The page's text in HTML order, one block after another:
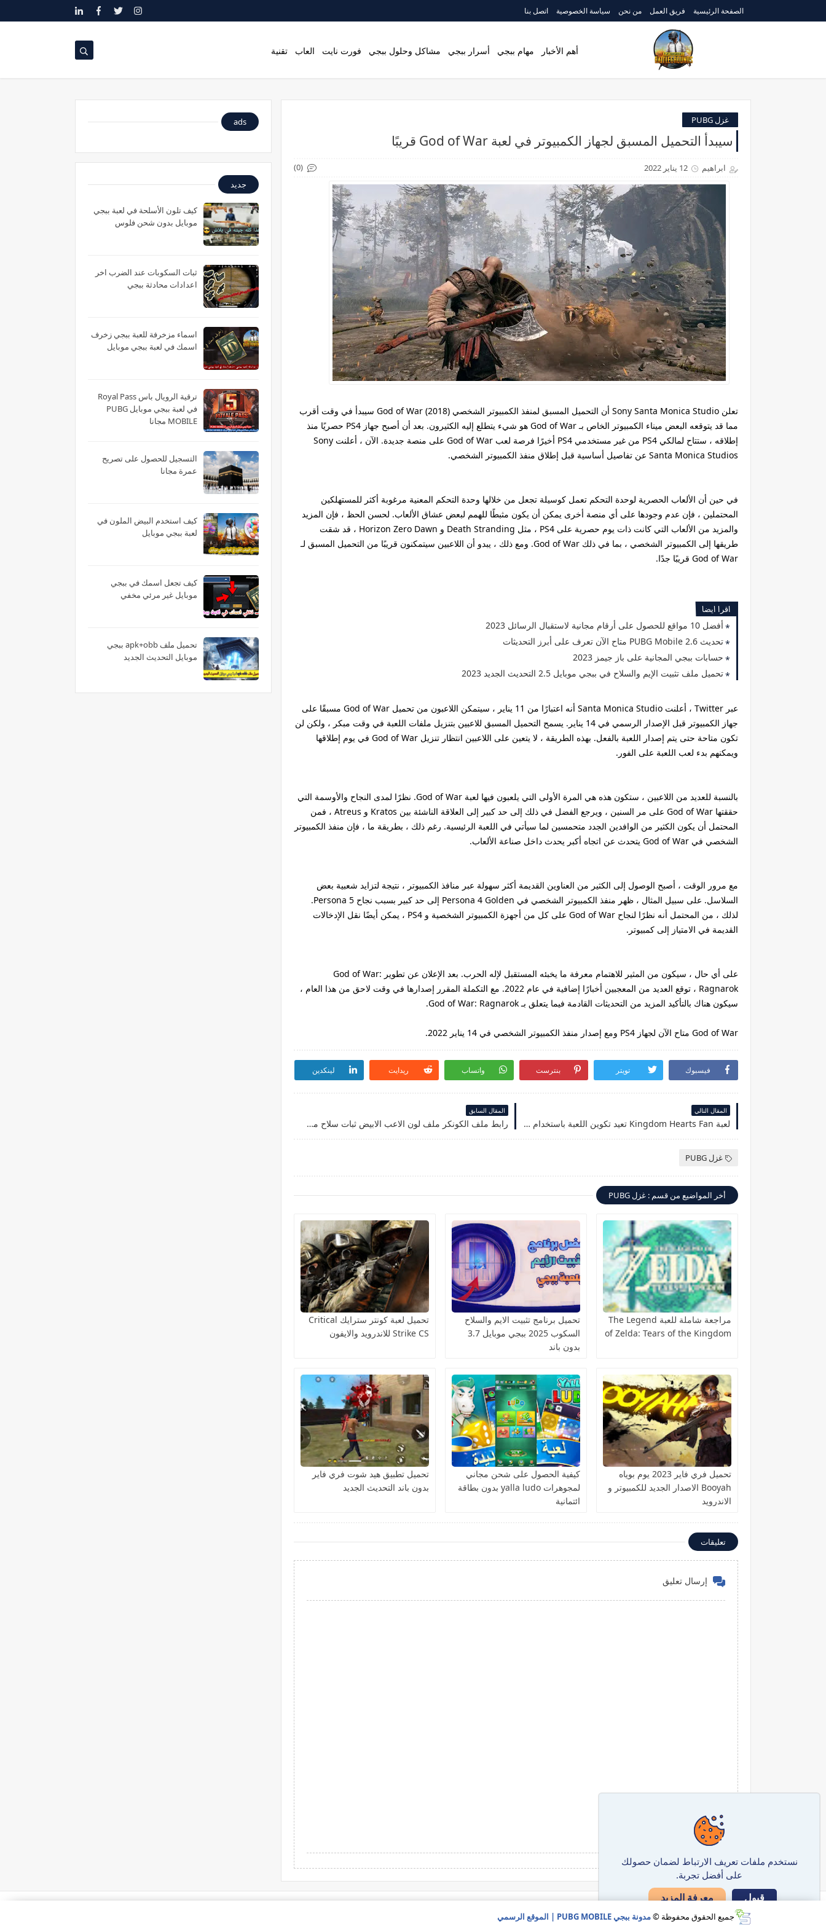
الصفحة الرئيسية فريق العمل من نحن سياسة الخصوصية اتصل بنا
أهم الأخبار مهام ببجي أسرار ببجي مشاكل وحلول ببجي فورت نايت العاب تقنية
غزل PUBG
سيبدأ التحميل المسبق لجهاز الكمبيوتر في لعبة God of War قريبًا
ابراهيم 12 يناير 2022 (0)
تعلن Sony Santa Monica Studio أن التحميل المسبق لمنفذ الكمبيوتر الشخصي God of War (2018) سيبدأ في وقت أقرب
مما قد يتوقعه البعض ميناء الكمبيوتر الخاص بـ God of War هو شيء يتطلع إليه الكثيرون. بعد أن أصبح جهاز PS4 حصريًا منذ
إطلاقه ، ستتاح لمالكي PS4 من غير مستخدمي PS4 أخيرًا فرصة لعب God of War على منصة جديدة. الآن ، أعلنت Sony
Santa Monica Studios عن تفاصيل أساسية قبل إطلاق منفذ الكمبيوتر الشخصي.
في حين أن الألعاب الحصرية لوحدة التحكم تعمل كوسيلة تجعل من خلالها وحدة التحكم المعنية مرغوبة أكثر للمستهلكين
المحتملين ، فإن عدم وجودها على أي منصة أخرى يمكن أن يكون مثبطًا للهمم لبعض عشاق الألعاب. لحسن الحظ ، فإن المزيد
والمزيد من الألعاب التي كانت ذات يوم حصرية على PS4 ، مثل Death Stranding و Horizon Zero Dawn ، قد شقت
طريقها إلى الكمبيوتر الشخصي ، بما في ذلك God of War. ومع ذلك ، يبدو أن اللاعبين سيتمكنون قريبًا من التحميل المسبق لـ
God of War قريبًا جدًا.
اقرا ايضا
أفضل 10 مواقع للحصول على أرقام مجانية لاستقبال الرسائل 2023
تحديث PUBG Mobile 2.6 متاح الآن تعرف على أبرز التحديثات
حسابات ببجي المجانية على باز جيمز 2023
تحميل ملف تثبيت الإيم والسلاح في ببجي موبايل 2.5 التحديث الجديد 2023
عبر Twitter ، أعلنت Santa Monica Studio أنه اعتبارًا من 11 يناير ، سيتمكن اللاعبون من تحميل God of War مسبقًا على
جهاز الكمبيوتر قبل الإصدار الرسمي في 14 يناير. يسمح التحميل المسبق للاعبين بتنزيل ملفات اللعبة في وقت مبكر ، ولكن لن
تكون متاحة حتى يتم إصدار اللعبة بالفعل. بهذه الطريقة ، لا يتعين على اللاعبين انتظار تنزيل God of War في يوم إطلاقها
ويمكنهم بدء لعب اللعبة على الفور.
بالنسبة للعديد من اللاعبين ، ستكون هذه هي المرة الأولى التي يلعبون فيها لعبة God of War. نظرًا لمدى النجاح والأوسمة التي
حققتها God of War على مر السنين ، ويرجع الفضل في ذلك إلى حد كبير إلى العلاقة الناشئة بين Kratos و Atreus ، فمن
المحتمل أن يكون الكثير من الوافدين الجدد متحمسين لما سيأتي في اللعبة الرئيسية. رغم ذلك ، بطريقة ما ، فإن منفذ الكمبيوتر
الشخصي في God of War يتحدث عن اتجاه أكبر يحدث داخل صناعة الألعاب.
مع مرور الوقت ، أصبح الوصول إلى الكثير من العناوين القديمة أكثر سهولة عبر منافذ الكمبيوتر ، نتيجة لتزايد شعبية بعض
السلاسل. على سبيل المثال ، ظهر منفذ الكمبيوتر الشخصي في Persona 4 Golden إلى حد كبير بسبب نجاح Persona 5.
لذلك ، من المحتمل أنه نظرًا لنجاح God of War على كل من أجهزة الكمبيوتر الشخصية و PS4 ، يمكن أيضًا نقل الإدخالات
القديمة في الامتياز إلى كمبيوتر.
على أي حال ، سيكون من المثير للاهتمام معرفة ما يخبئه المستقبل لإله الحرب. بعد الإعلان عن تطوير God of War:
Ragnarok ، توقع العديد من المعجبين أخبارًا إضافية في عام 2022. مع التكملة المقرر إصدارها في وقت لاحق من هذا العام ،
سيكون هناك بالتأكيد المزيد من التحديثات القادمة فيما يتعلق بـ God of War: Ragnarok.
God of War متاح الآن لجهاز PS4 ومع إصدار منفذ الكمبيوتر الشخصي في 14 يناير 2022.
فيسبوك تويتر بنترست واتساب ريدايت لينكدين
المقال التالي
لعبة Kingdom Hearts Fan تعيد تكوين اللعبة باستخدام الدمى
المقال السابق
رابط ملف الكونكر ملف لون الاعب الابيض ثبات سلاح مستودع وكلاسيك وازاله عشب و90فريم
غزل PUBG
أخر المواضيع من قسم : غزل PUBG
مراجعة شاملة للعبة The Legend
of Zelda: Tears of the Kingdom
تحميل برنامج تثبيت الايم والسلاح
السكوب 2025 ببجي موبايل 3.7
بدون باند
تحميل لعبة كونتر سترايك Critical
Strike CS للاندرويد والايفون
تحميل فري فاير 2023 يوم بوياه
Booyah الاصدار الجديد للكمبيوتر و
الاندرويد
كيفية الحصول على شحن مجاني
لمجوهرات yalla ludo بدون بطاقة
ائتمانية
تحميل تطبيق هيد شوت فري فاير
بدون باند التحديث الجديد
تعليقات
إرسال تعليق
ads
جديد
كيف تلون الأسلحة في لعبة ببجي
موبايل بدون شحن فلوس
ثبات السكوبات عند الضرب اخر
اعدادات محادثة ببجي
اسماء مزخرفة للعبة ببجي زخرف
اسمك في لعبة ببجي موبايل
ترقية الرويال باس Royal Pass
في لعبة ببجي موبايل PUBG
MOBILE مجانا
التسجيل للحصول على تصريح
عمرة مجانا
كيف استخدم البيض الملون في
لعبة ببجي موبايل
كيف تجعل اسمك في ببجي
موبايل غير مرئي مخفي
تحميل ملف apk+obb ببجي
موبايل التحديث الجديد
جميع الحقوق محفوظة ©مدونة ببجي PUBG MOBILE | الموقع الرسمي
نستخدم ملفات تعريف الارتباط لضمان حصولك
على أفضل تجربة.
قبول معرفة المزيد